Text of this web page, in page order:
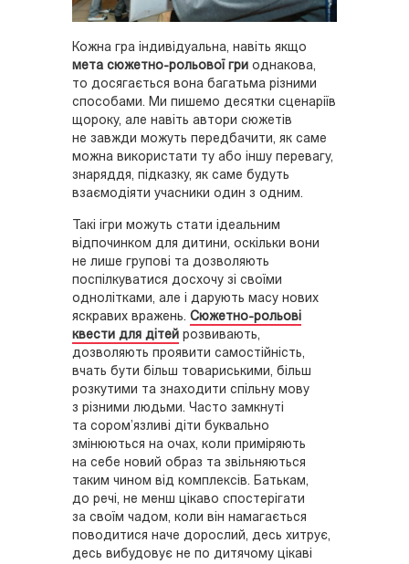
Кожна гра індивідуальна, навіть якщо
мета сюжетно-рольової гри однакова,
то досягається вона багатьма різними
способами. Ми пишемо десятки сценаріїв
щороку, але навіть автори сюжетів
не завжди можуть передбачити, як саме
можна використати ту або іншу перевагу,
знаряддя, підказку, як саме будуть
взаємодіяти учасники один з одним.
Такі ігри можуть стати ідеальним
відпочинком для дитини, оскільки вони
не лише групові та дозволяють
поспілкуватися досхочу зі своїми
однолітками, але і дарують масу нових
яскравих вражень. Сюжетно-рольові
квести для дітей розвивають,
дозволяють проявити самостійність,
вчать бути більш товариськими, більш
розкутими та знаходити спільну мову
з різними людьми. Часто замкнуті
та сором’язливі діти буквально
змінюються на очах, коли приміряють
на себе новий образ та звільняються
таким чином від комплексів. Батькам,
до речі, не менш цікаво спостерігати
за своїм чадом, коли він намагається
поводитися наче дорослий, десь хитрує,
десь вибудовує не по дитячому цікаві